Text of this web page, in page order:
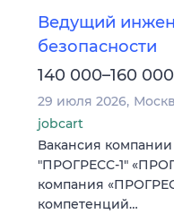
Ведущий
безопасности
140 000–160 000
29 июля 2026
jobcart
Вакансия
"ПРОГРЕСС-1"
компания
компетенций…